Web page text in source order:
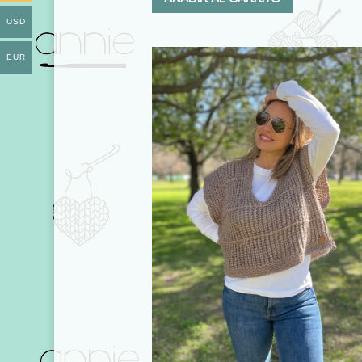
USD
EUR